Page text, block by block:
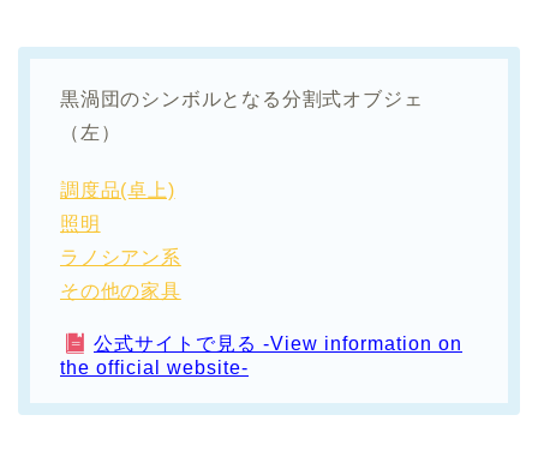
黒渦団のシンボルとなる分割式オブジェ
（左）
調度品(卓上)
照明
ラノシアン系
その他の家具
公式サイトで見る -View information on
the official website-